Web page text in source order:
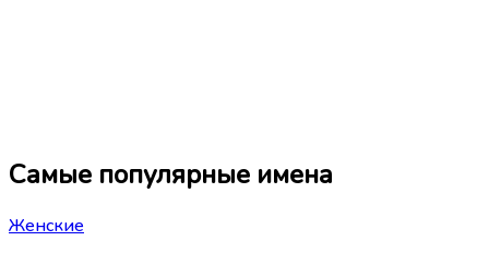
Самые популярные имена
Женские